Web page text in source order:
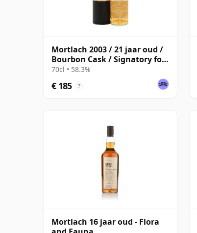
Mortlach 2003 / 21 jaar oud /
Bourbon Cask / Signatory for
The Whisky Exchange
70cl • 58.3%
€ 185 ?
Mortlach 16 jaar oud - Flora